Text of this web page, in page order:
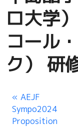
ロ大学
コール
ク） 研
AEJF
Sympo2024
Proposition